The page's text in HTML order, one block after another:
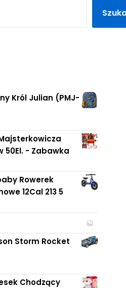
Król Julian (PMJ-
50El. - Zabawka
Rowerek
12Cal 213 5
Storm Rocket
Chodzący